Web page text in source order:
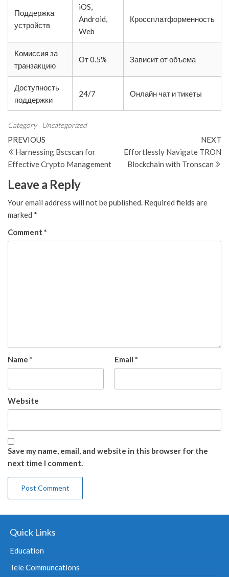
Поддержка
устройств
iOS,
Android,
Web
Кроссплатформенность
Комиссия за
транзакцию
От 0.5% Зависит от объема
Доступность
поддержки
24/7 Онлайн чат и тикеты
Category Uncategorized
Post
navigation
Previous
Post
PREVIOUS
Harnessing Bscscan for
Effective Crypto Management
NEXT
Effortlessly Navigate TRON
Blockchain with Tronscan
Leave a Reply
Your email address will not be published. Required fields are
marked *
Comment *
Name * Email *
Website
Save my name, email, and website in this browser for the
next time I comment.
Quick Links
Education
Tele Communcations